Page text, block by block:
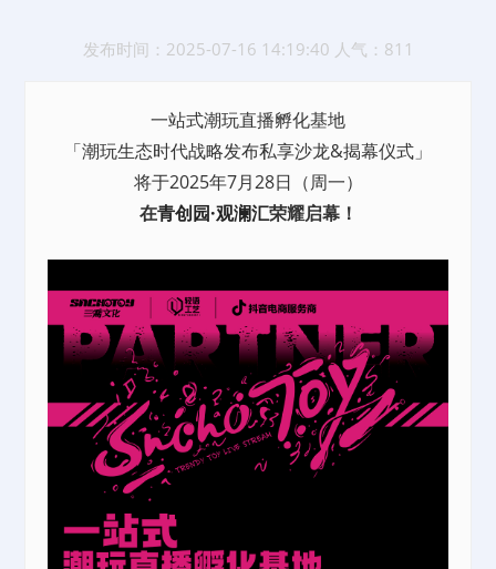
发布时间：2025-07-16 14:19:40 人气：811
一站式潮玩直播孵化基地
「潮玩生态时代战略发布私享沙龙&揭幕仪式」
将于2025年7月28日（周一）
在青创园·观澜汇荣耀启幕！